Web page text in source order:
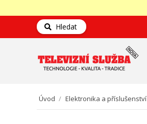
Hledat
Úvod / Elektronika a příslušenství